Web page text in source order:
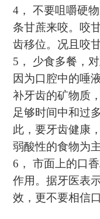
4 ，
不要咀嚼硬
条甘蔗来咬。咬
齿移位。况且咬
5 ，
少食多餐，
因为口腔中的唾
补牙齿的矿物质
足够时间中和过
此，要牙齿健康
弱酸性的食物为主
6 ，
市面上的口
作用。据牙医表
效，更不要相信